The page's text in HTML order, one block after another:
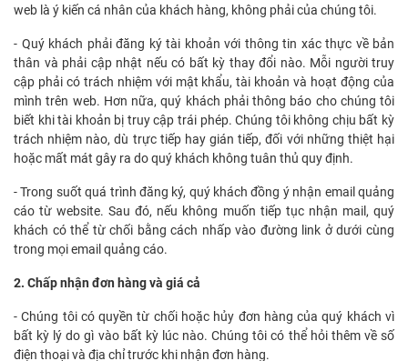
web là ý kiến cá nhân của khách hàng, không phải của chúng tôi.
- Quý khách phải đăng ký tài khoản với thông tin xác thực về bản
thân và phải cập nhật nếu có bất kỳ thay đổi nào. Mỗi người truy
cập phải có trách nhiệm với mật khẩu, tài khoản và hoạt động của
mình trên web. Hơn nữa, quý khách phải thông báo cho chúng tôi
biết khi tài khoản bị truy cập trái phép. Chúng tôi không chịu bất kỳ
trách nhiệm nào, dù trực tiếp hay gián tiếp, đối với những thiệt hại
hoặc mất mát gây ra do quý khách không tuân thủ quy định.
- Trong suốt quá trình đăng ký, quý khách đồng ý nhận email quảng
cáo từ website. Sau đó, nếu không muốn tiếp tục nhận mail, quý
khách có thể từ chối bằng cách nhấp vào đường link ở dưới cùng
trong mọi email quảng cáo.
2. Chấp nhận đơn hàng và giá cả
- Chúng tôi có quyền từ chối hoặc hủy đơn hàng của quý khách vì
bất kỳ lý do gì vào bất kỳ lúc nào. Chúng tôi có thể hỏi thêm về số
điện thoại và địa chỉ trước khi nhận đơn hàng.